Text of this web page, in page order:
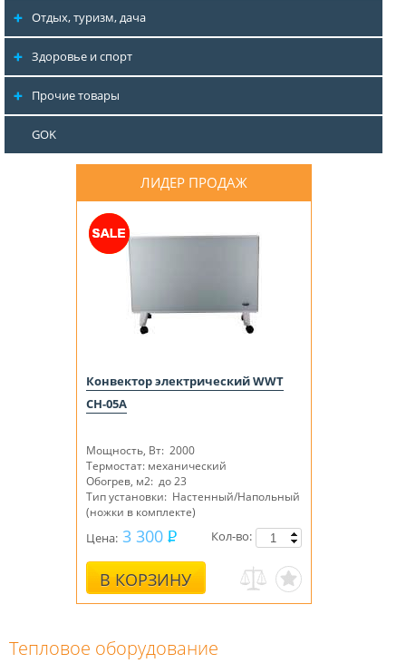
Отдых, туризм, дача
Здоровье и спорт
Прочие товары
GOK
ЛИДЕР ПРОДАЖ
Конвектор электрический WWT
CH-05A
Мощность, Вт: 2000
Термостат: механический
Обогрев, м2: до 23
Тип установки: Настенный/Напольный
(ножки в комплекте)
Цена: 3 300
В КОРЗИНУ
Кол-во:
Тепловое оборудование